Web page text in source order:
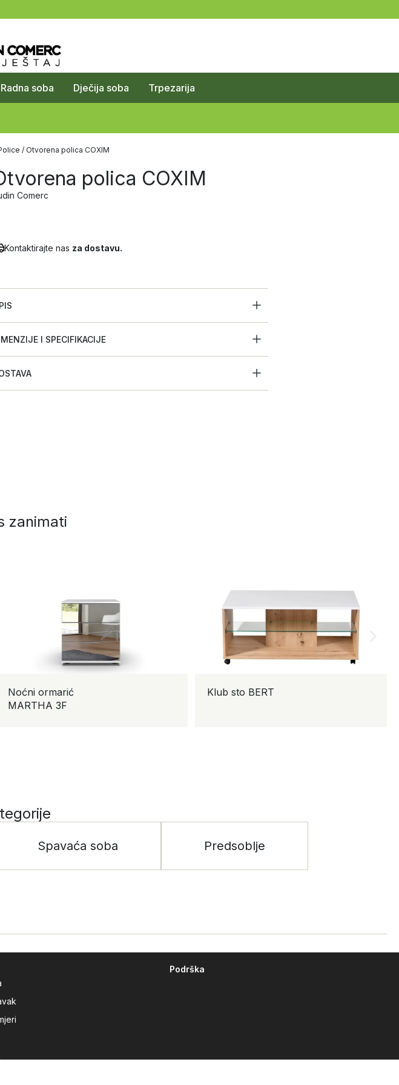
Radna soba Dječija soba Trpezarija
/ Otvorena polica COXIM
polica COXIM
Comerc
Kontaktirajte nas za dostavu.
I SPECIFIKACIJE
zanimati
Noćni ormarić
MARTHA 3F
Klub sto BERT
Spavaća soba Predsoblje
Podrška